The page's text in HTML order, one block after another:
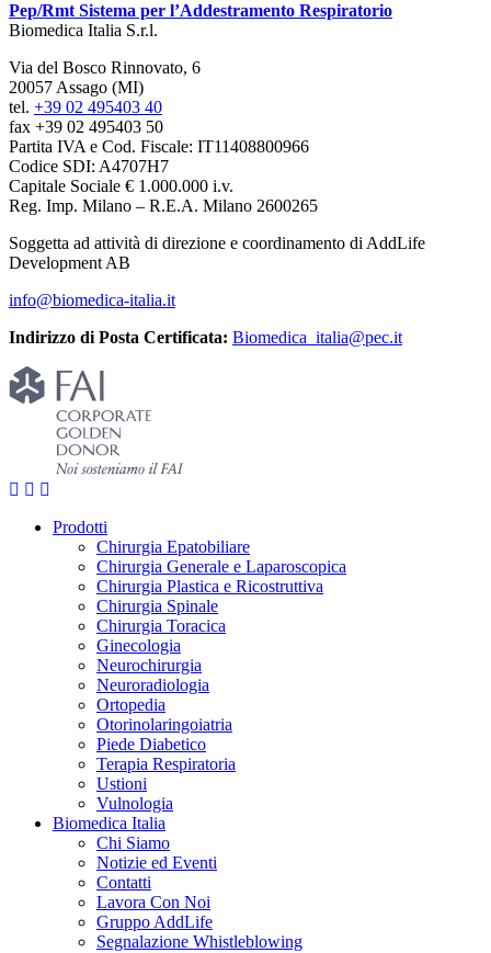
Pep/Rmt Sistema per l’Addestramento Respiratorio
Biomedica Italia S.r.l.
Via del Bosco Rinnovato, 6
20057 Assago (MI)
tel. +39 02 495403 40
fax +39 02 495403 50
Partita IVA e Cod. Fiscale: IT11408800966
Codice SDI: A4707H7
Capitale Sociale € 1.000.000 i.v.
Reg. Imp. Milano – R.E.A. Milano 2600265
Soggetta ad attività di direzione e coordinamento di AddLife
Development AB
info@biomedica-italia.it
Indirizzo di Posta Certificata: Biomedica_italia@pec.it
Prodotti
Chirurgia Epatobiliare
Chirurgia Generale e Laparoscopica
Chirurgia Plastica e Ricostruttiva
Chirurgia Spinale
Chirurgia Toracica
Ginecologia
Neurochirurgia
Neuroradiologia
Ortopedia
Otorinolaringoiatria
Piede Diabetico
Terapia Respiratoria
Ustioni
Vulnologia
Biomedica Italia
Chi Siamo
Notizie ed Eventi
Contatti
Lavora Con Noi
Gruppo AddLife
Segnalazione Whistleblowing